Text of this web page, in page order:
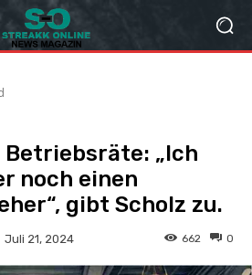
„Ich
noch einen
gibt Scholz zu.
Juli 21, 2024 0
662